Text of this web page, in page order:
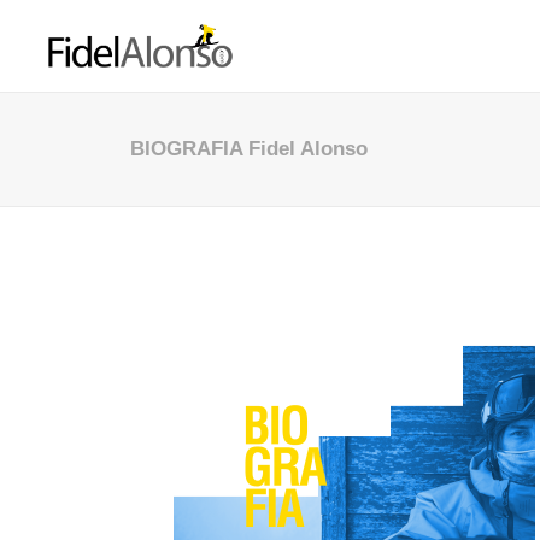
BIOGRAFIA Fidel Alonso